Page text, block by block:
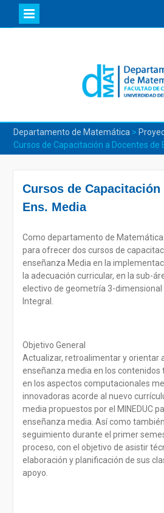
Departamento de Matemática >
Cursos de Capacitación a Docentes de
Cursos de Capacitación
Ens. Media
Como departamento de
para ofrecer dos cursos de
enseñanza Media en la
la adecuación curricular, en la sub-
electivo de geometría 3-dimensional
Integral.
Objetivo General
Actualizar, retroalimentar y orientar
enseñanza media en los contenidos
en los aspectos computacionales
innovadoras acorde al nuevo
media propuestos por el MINEDUC
enseñanza media. Así como
seguimiento durante el primer
proceso, con el objetivo de asistir
elaboración y planificación de sus
apoyo.